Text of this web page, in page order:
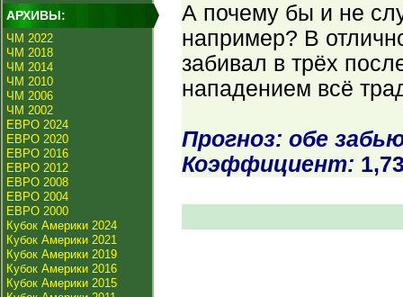
АРХИВЫ:
ЧМ 2022
ЧМ 2018
ЧМ 2014
ЧМ 2010
ЧМ 2006
ЧМ 2002
ЕВРО 2024
ЕВРО 2020
ЕВРО 2016
ЕВРО 2012
ЕВРО 2008
ЕВРО 2004
ЕВРО 2000
Кубок Америки 2024
Кубок Америки 2021
Кубок Америки 2019
Кубок Америки 2016
Кубок Америки 2015
А почему бы и не
например? В
забивал в трёх
нападением всё
Прогноз: обе
Коэффициент: